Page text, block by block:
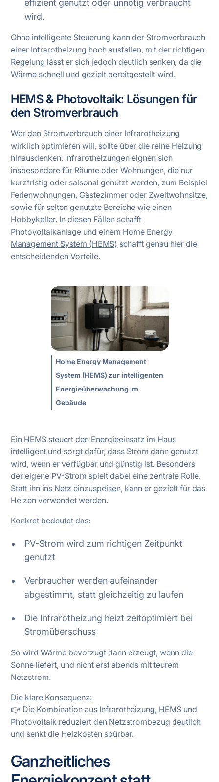
effizient genutzt oder unnötig verbraucht
wird.
Ohne intelligente Steuerung kann der Stromverbrauch
einer Infrarotheizung hoch ausfallen, mit der richtigen
Regelung lässt er sich jedoch deutlich senken, da die
Wärme schnell und gezielt bereitgestellt wird.
HEMS & Photovoltaik: Lösungen für
den Stromverbrauch
Wer den Stromverbrauch einer Infrarotheizung
wirklich optimieren will, sollte über die reine Heizung
hinausdenken. Infrarotheizungen eignen sich
insbesondere für Räume oder Wohnungen, die nur
kurzfristig oder saisonal genutzt werden, zum Beispiel
Ferienwohnungen, Gästezimmer oder Zweitwohnsitze,
sowie für selten genutzte Bereiche wie einen
Hobbykeller. In diesen Fällen schafft
Photovoltaikanlage und einem Home Energy
Management System (HEMS) schafft genau hier die
entscheidenden Vorteile.
Home Energy Management
System (HEMS) zur intelligenten
Energieüberwachung im
Gebäude
Ein HEMS steuert den Energieeinsatz im Haus
intelligent und sorgt dafür, dass Strom dann genutzt
wird, wenn er verfügbar und günstig ist. Besonders
der eigene PV-Strom spielt dabei eine zentrale Rolle.
Statt ihn ins Netz einzuspeisen, kann er gezielt für das
Heizen verwendet werden.
Konkret bedeutet das:
PV-Strom wird zum richtigen Zeitpunkt
genutzt
Verbraucher werden aufeinander
abgestimmt, statt gleichzeitig zu laufen
Die Infrarotheizung heizt zeitoptimiert bei
Stromüberschuss
So wird Wärme bevorzugt dann erzeugt, wenn die
Sonne liefert, und nicht erst abends mit teurem
Netzstrom.
Die klare Konsequenz:
👉 Die Kombination aus Infrarotheizung, HEMS und
Photovoltaik reduziert den Netzstrombezug deutlich
und senkt die Heizkosten spürbar.
Ganzheitliches